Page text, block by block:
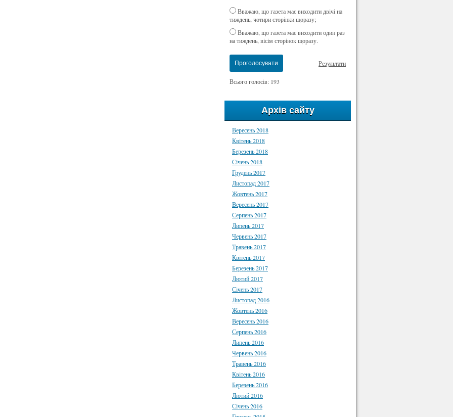
Вважаю, що газета має виходити двічі на
тиждень, чотири сторінки щоразу;
Вважаю, що газета має виходити один раз
на тиждень, вісім сторінок щоразу.
Проголосувати Результати
Всього голосів: 193
Архів сайту
Вересень 2018
Квітень 2018
Березень 2018
Січень 2018
Грудень 2017
Листопад 2017
Жовтень 2017
Вересень 2017
Серпень 2017
Липень 2017
Червень 2017
Травень 2017
Квітень 2017
Березень 2017
Лютий 2017
Січень 2017
Листопад 2016
Жовтень 2016
Вересень 2016
Серпень 2016
Липень 2016
Червень 2016
Травень 2016
Квітень 2016
Березень 2016
Лютий 2016
Січень 2016